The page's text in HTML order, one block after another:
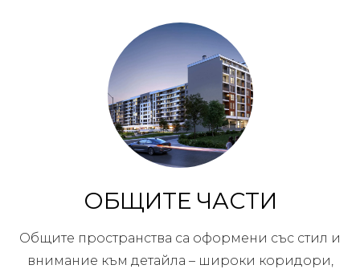
ОБЩИТЕ ЧАСТИ
Общите пространства са оформени със стил и
внимание към детайла – широки коридори,